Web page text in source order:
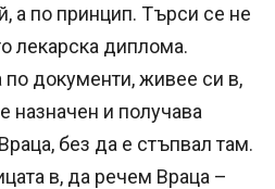
а по принцип. Търси се не
лекарска диплома.
по документи, живее си в,
назначен и получава
без да е стъпвал там.
в, да речем Враца –